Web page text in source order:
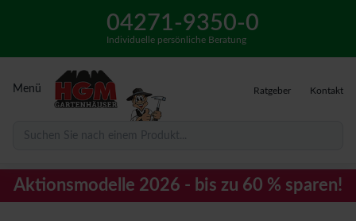
04271-9350-0
Individuelle persönliche Beratung
Menü Ratgeber Kontakt
Suchen Sie nach einem Produkt...
Aktionsmodelle 2026 - bis zu 60 % sparen!